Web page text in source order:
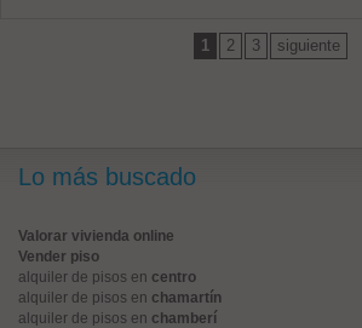
1 2 3 siguiente
Lo más buscado
Valorar vivienda online
Vender piso
alquiler de pisos en centro
alquiler de pisos en chamartín
alquiler de pisos en chamberí